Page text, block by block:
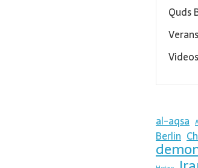
Quds
Videos
al-aqsa
Berlin